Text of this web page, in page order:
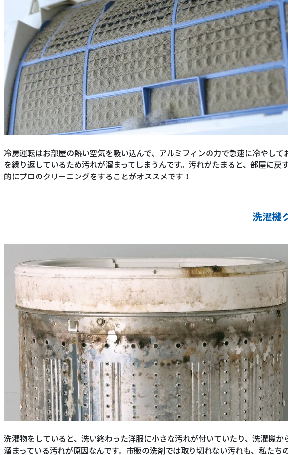
冷房運転はお部屋の熱い空気を吸い込んで、アルミフィンの力で急速に冷やし
を繰り返しているため汚れが溜まってしまうんです。汚れがたまると、部屋に
的にプロのクリーニングをすることがオススメです！
洗濯機
洗濯物をしていると、洗い終わった洋服に小さな汚れが付いていたり、洗濯機
溜まっている汚れが原因なんです。市販の洗剤では取り切れない汚れも、私た